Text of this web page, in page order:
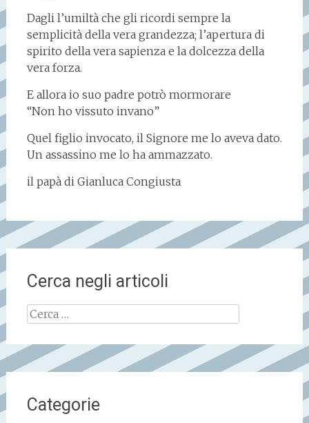
Dagli l’umiltà che gli ricordi sempre la
semplicità della vera grandezza; l’apertura di
spirito della vera sapienza e la dolcezza della
vera forza.
E allora io suo padre potrò mormorare
“Non ho vissuto invano”
Quel figlio invocato, il Signore me lo aveva dato.
Un assassino me lo ha ammazzato.
il papà di Gianluca Congiusta
Cerca negli articoli
Ricerca
Categorie